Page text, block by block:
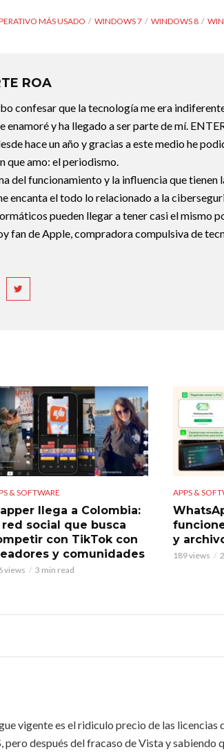
MÁS USADO WINDOWS 7 WINDOWS 8
ROA
confesar que la tecnología me era
enamoré y ha llegado a ser parte de mí.
hace un año y gracias a este medio he
que amo: el periodismo.
del funcionamiento y la influencia que tienen
encanta el todo lo relacionado a la
pueden llegar a tener casi el mismo
fan de Apple, compradora compulsiva de
& SOFTWARE
llega a Colombia:
red social que busca
con TikTok con
y comunidades
views 3 min read
APPS &
y
189 views
vigente es el ridiculo precio de las licencias
pero después del fracaso de Vista y sabiendo